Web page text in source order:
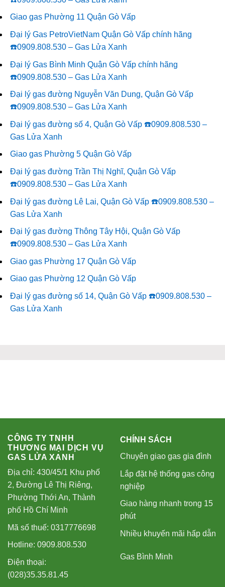
Giao gas Phường 11 Quận Gò Vấp
Đại lý Gas PetroVietNam Quận Gò Vấp chính hãng
☎️0909.808.530 – Gas Lửa Xanh
Đại lý Gas Bình Minh Quận Gò Vấp chính hãng
☎️0909.808.530 – Gas Lửa Xanh
Đại lý gas đường Nguyễn Văn Dung, Quận Gò Vấp
☎️0909.808.530 – Gas Lửa Xanh
Đại lý gas đường số 4, Quận Gò Vấp ☎️0909.808.530 –
Gas Lửa Xanh
Giao gas Phường 5 Quận Gò Vấp
Đại lý gas đường Trần Thị Nghĩ, Quận Gò Vấp
☎️0909.808.530 – Gas Lửa Xanh
Đại lý gas đường Lê Lai, Quận Gò Vấp ☎️0909.808.530 –
Gas Lửa Xanh
Đại lý gas đường Thông Tây Hội, Quận Gò Vấp
☎️0909.808.530 – Gas Lửa Xanh
Giao gas Phường 17 Quận Gò Vấp
Giao gas Phường 12 Quận Gò Vấp
Đại lý gas đường số 14, Quận Gò Vấp ☎️0909.808.530 –
Gas Lửa Xanh
CÔNG TY TNHH
THƯƠNG MẠI DỊCH VỤ
GAS LỬA XANH
Địa chỉ: 430/45/1 Khu phố
2, Đường Lê Thị Riêng,
Phường Thới An, Thành
phố Hồ Chí Minh
Mã số thuế: 0317776698
Hotline: 0909.808.530
Điện thoại:
(028)35.35.81.45
CHÍNH SÁCH
Chuyên giao gas gia đình
Lắp đặt hệ thống gas công
nghiệp
Giao hàng nhanh trong 15
phút
Nhiều khuyến mãi hấp dẫn
Gas Bình Minh